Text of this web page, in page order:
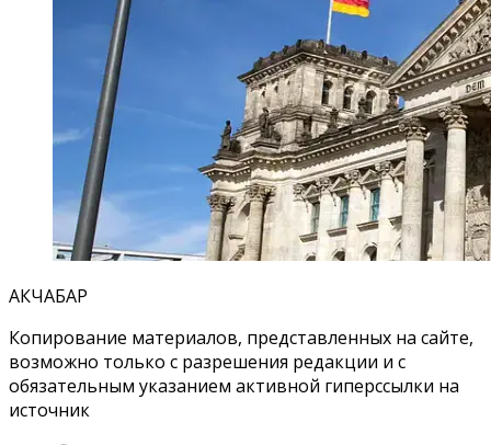
АКЧАБАР
Копирование материалов, представленных на сайте,
возможно только с разрешения редакции и с
обязательным указанием активной гиперссылки на
источник